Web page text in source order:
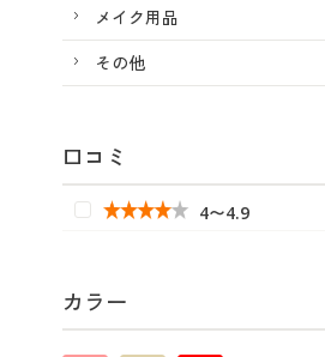
メイク用品
その他
口コミ
4〜4.9
カラー